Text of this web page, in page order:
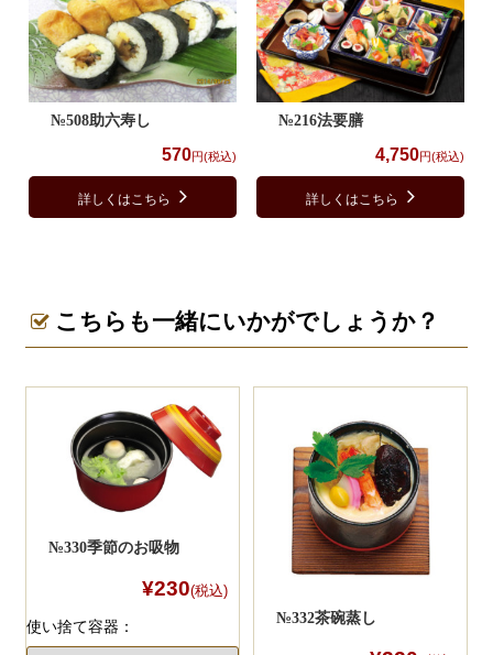
№508助六寿し
570円(税込)
詳しくはこちら
№216法要膳
4,750円(税込)
詳しくはこちら
こちらも一緒にいかがでしょうか？
№330季節のお吸物
¥230(税込)
使い捨て容器： №332茶碗蒸し